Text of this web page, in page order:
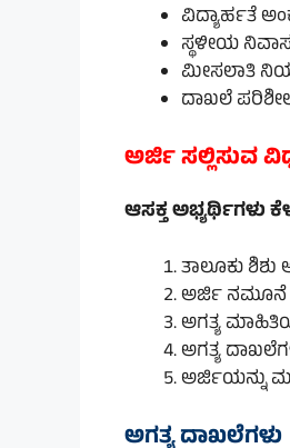
ವಿದ್ಯಾರ್ಹತೆ
ಸ್ಥಳೀಯ
ಮೀಸಲಾತಿ
ದಾಖಲೆ
ಅರ್ಜಿ ಸಲ್ಲಿಸುವ
ಆಸಕ್ತ ಅಭ್ಯರ್ಥಿಗಳು
ತಾಲೂಕು
ಅರ್ಜಿ
ಅಗತ್ಯ
ಅಗತ್ಯ
ಅರ್ಜಿಯನ್ನು
ಅಗತ್ಯ ದಾಖಲೆಗಳು